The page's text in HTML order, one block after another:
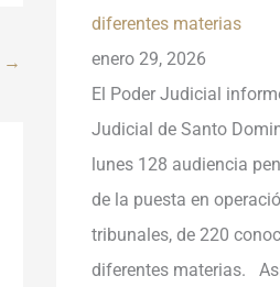
→
diferentes materias
enero 29, 2026
El Poder Judicial
Judicial de Santo
lunes 128 audiencia
de la puesta en
tribunales, de 220
diferentes materias.